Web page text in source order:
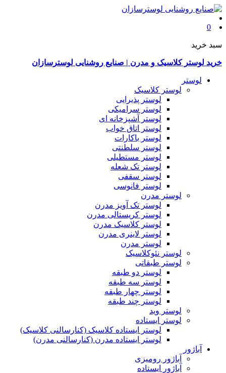
0
سبد خرید
خرید لوستر کلاسیک و مدرن | صنایع روشنایی لوسترسازان
لوستر
لوستر کلاسیک
لوستر پذیرایی
لوستر سرامیکی
لوستر آشپزخانه ای
لوستر اتاق خواب
لوستر باکارات
لوستر سلطنتی
لوستر مستطیلی
لوستر تک شعله
لوستر سقفی
لوستر فانوسی
لوستر مدرن
لوستر تک آویز مدرن
لوستر کریستالی مدرن
لوستر کلاسیک مدرن
لوستر لاینری مدرن
لوستر مدرن
لوستر نئوکلاسیک
لوستر طبقاتی
لوستر دو طبقه
لوستر سه طبقه
لوستر چهار طبقه
لوستر چند طبقه
لوستر وید
لوستر ایستاده
لوستر ایستاده کلاسیک (کنارسالنی کلاسیک)
لوستر ایستاده مدرن (کنارسالنی مدرن)
آباژور
آباژور رومیزی
آباژور ایستاده